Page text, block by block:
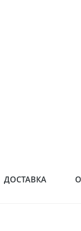
ДОСТАВКА